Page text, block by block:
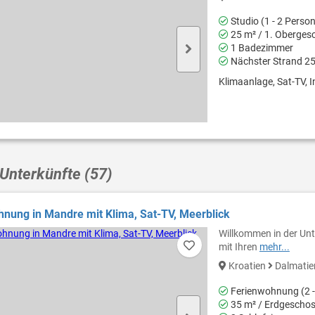
Studio (1 - 2
25 m² / 1.
1 Badezimmer
Nächster Strand
Klimaanlage, Sat-TV,
(57)
in Mandre mit Klima, Sat-TV, Meerblick
Willkommen in der
mit Ihren mehr...
Kroatien
Ferienwohnung (2
35 m² /